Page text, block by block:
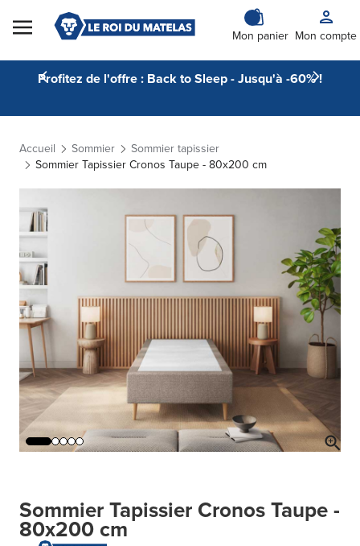
Skip to Content
Mon panier Mon compte
Profitez de l'offre : Back to Sleep - Jusqu'à -60% !
Accueil Sommier
Sommier tapissier
Sommier Tapissier Cronos Taupe - 80x200 cm
Sommier Tapissier Cronos Taupe -
80x200 cm